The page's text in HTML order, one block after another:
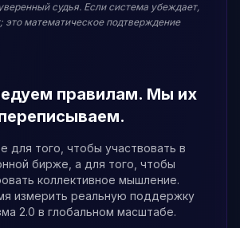
судья. Если система убеждает,
это математическое подтверждение
правилам. Мы их
для того, чтобы участвовать в
бирже, а для того, чтобы
коллективное мышление.
измерить реальную поддержку
2.0 в глобальном масштабе.